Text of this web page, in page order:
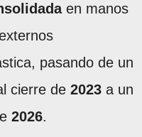
en manos
pasando de un
cierre de 2023 a un
2026.